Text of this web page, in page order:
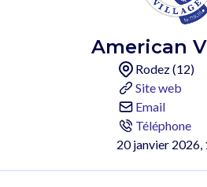
American
Rodez (12)
Site web
Email
Téléphone
20 janvier 2026,